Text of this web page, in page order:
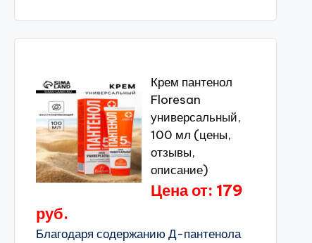
Крем пантенол
Floresan
универсальный,
100 мл (цены,
отзывы,
описание)
Цена от: 179
руб.
Благодаря содержанию Д-пантенола